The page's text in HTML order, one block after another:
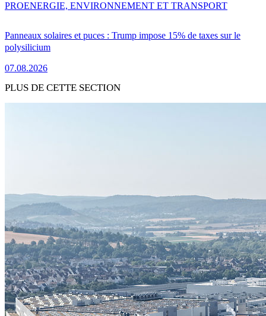
Panneaux solaires et puces : Trump impose 15% de taxes sur le
polysilicium
07.08.2026
PROENERGIE, ENVIRONNEMENT ET TRANSPORT
PLUS DE CETTE SECTION